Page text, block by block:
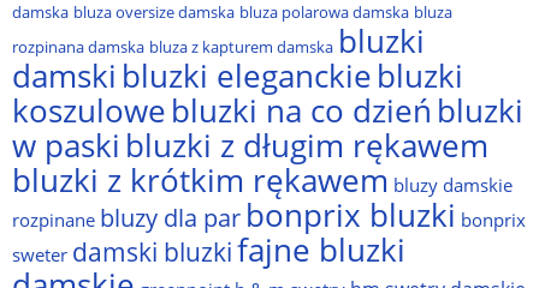
damska bluza oversize damska bluza polarowa damska bluza
rozpinana damska bluza z kapturem damska bluzki
damski bluzki eleganckie bluzki
koszulowe bluzki na co dzień bluzki
w paski bluzki z długim rękawem
bluzki z krótkim rękawem bluzy damskie
rozpinane bluzy dla par bonprix bluzki bonprix
sweter damski bluzkifajne bluzki